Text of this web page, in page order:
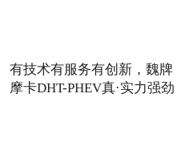
有技术有服务有创新，魏牌
摩卡DHT-PHEV真·实力强劲